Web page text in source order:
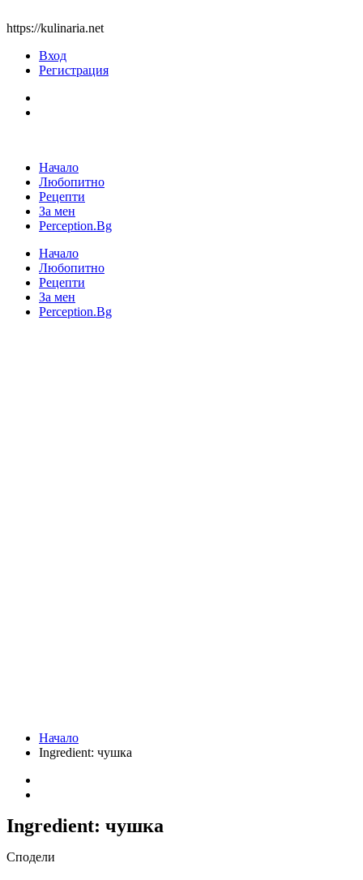
https://kulinaria.net
Вход
Регистрация
Начало
Любопитно
Рецепти
За мен
Perception.Bg
Начало
Любопитно
Рецепти
За мен
Perception.Bg
Начало
Ingredient: чушка
Ingredient: чушка
Сподели